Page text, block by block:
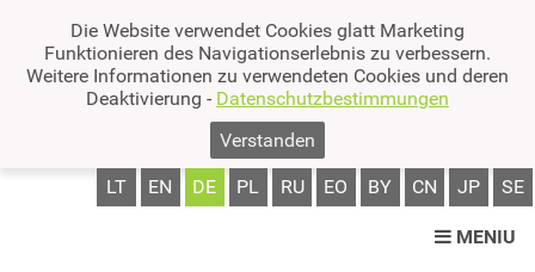
Die Website verwendet Cookies glatt Marketing
Funktionieren des Navigationserlebnis zu verbessern.
Weitere Informationen zu verwendeten Cookies und deren
Deaktivierung - Datenschutzbestimmungen
Verstanden
LT EN DE PL RU EO BY CN JP SE
MENIU